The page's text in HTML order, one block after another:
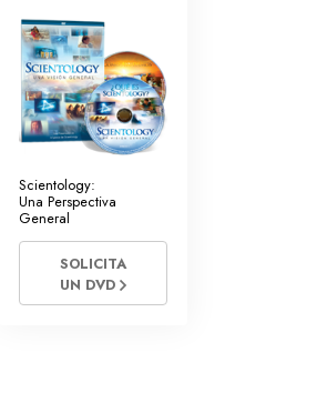
Scientology:
Una Perspectiva
General
SOLICITA
UN DVD